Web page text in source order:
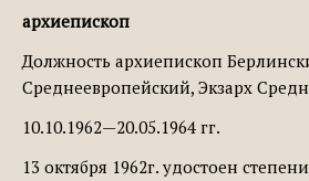
архиепископ
Должность архиепископ
Среднеевропейский, Экзарх
10.10.1962—20.05.1964 гг.
13 октября 1962г. удостоен